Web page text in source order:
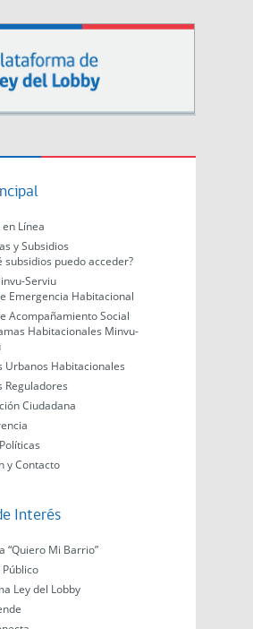
Línea
y Subsidios
subsidios puedo acceder?
Serviu
Emergencia Habitacional
Acompañamiento Social
Habitacionales Minvu-
Urbanos Habitacionales
Reguladores
Ciudadana
y Contacto
Interés
“Quiero Mi Barrio”
Ley del Lobby